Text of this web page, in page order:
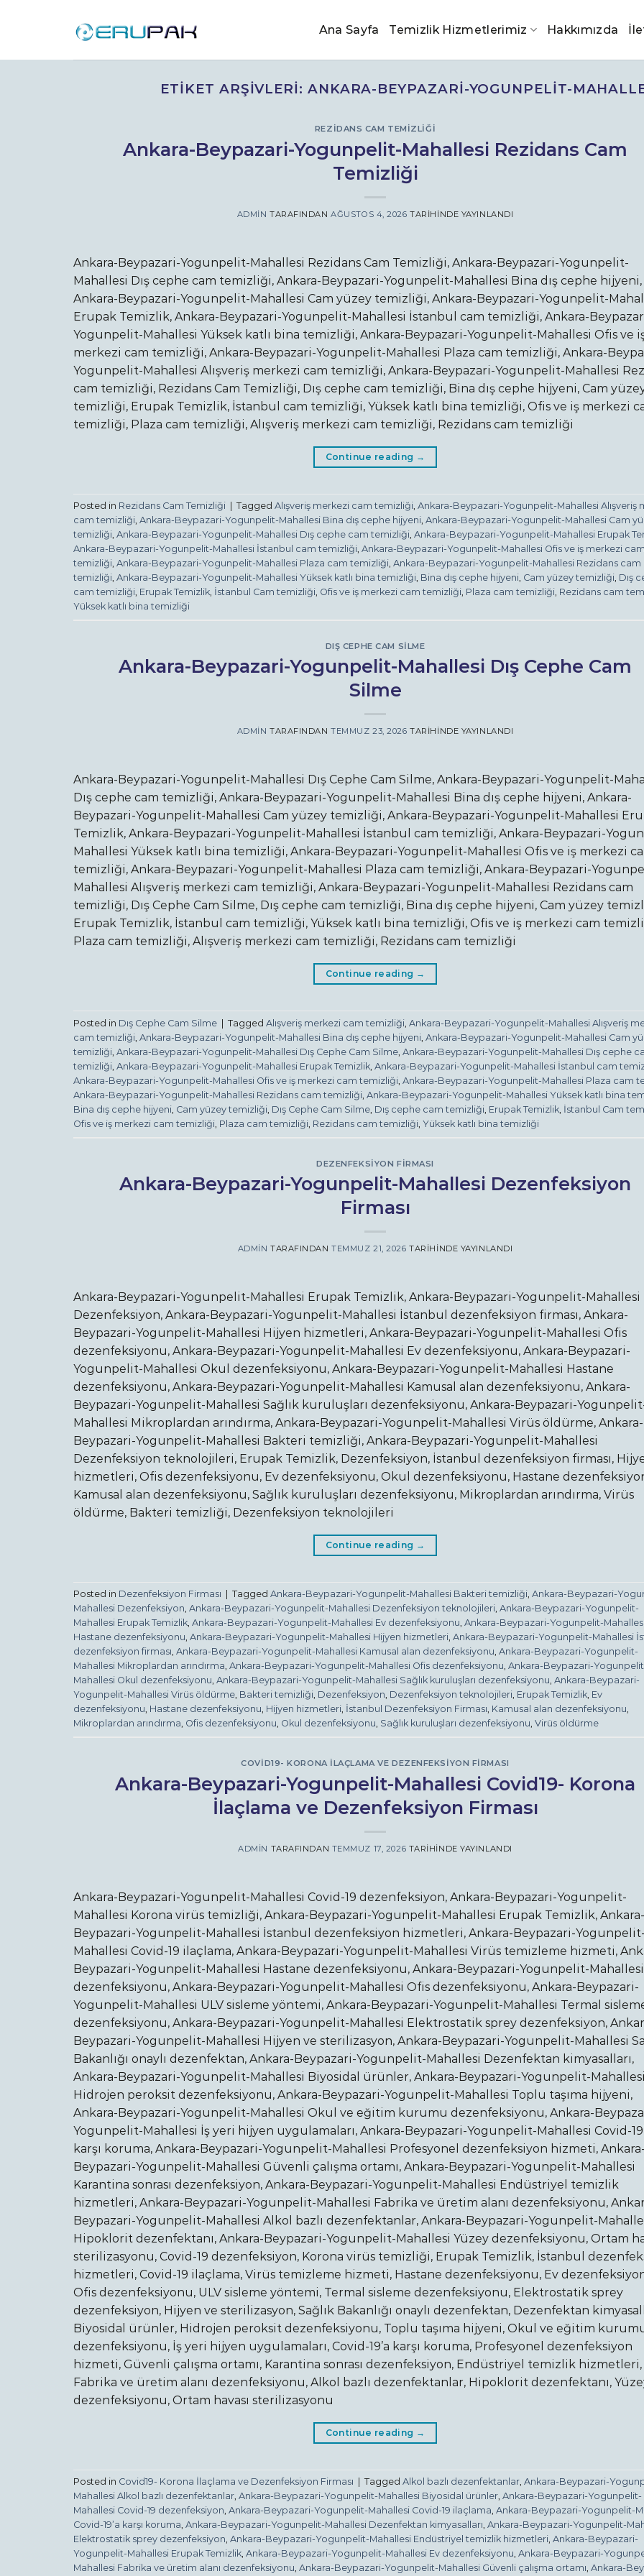
Ana Sayfa Temizlik Hizmetlerimiz Hakkımızda
ETIKET ARŞIVLERI: ANKARA-BEYPAZARI-YOGUNPELIT-
REZIDANS CAM TEMIZLIĞI
Ankara-Beypazari-Yogunpelit-Mahallesi Rezidans Cam
Temizliği
ADMIN TARAFINDAN AĞUSTOS 4, 2026 TARIHINDE YAYINLANDI
Ankara-Beypazari-Yogunpelit-Mahallesi Rezidans Cam Temizliği, Ankara-Beypazari-Yogunpelit-
Mahallesi Dış cephe cam temizliği, Ankara-Beypazari-Yogunpelit-Mahallesi Bina dış cephe hijyeni,
Ankara-Beypazari-Yogunpelit-Mahallesi Cam yüzey temizliği, Ankara-Beypazari-Yogunpelit-
Erupak Temizlik, Ankara-Beypazari-Yogunpelit-Mahallesi İstanbul cam temizliği, Ankara-
Yogunpelit-Mahallesi Yüksek katlı bina temizliği, Ankara-Beypazari-Yogunpelit-Mahallesi Ofis ve
merkezi cam temizliği, Ankara-Beypazari-Yogunpelit-Mahallesi Plaza cam temizliği, Ankara-
Yogunpelit-Mahallesi Alışveriş merkezi cam temizliği, Ankara-Beypazari-Yogunpelit-Mahallesi
cam temizliği, Rezidans Cam Temizliği, Dış cephe cam temizliği, Bina dış cephe hijyeni, Cam
temizliği, Erupak Temizlik, İstanbul cam temizliği, Yüksek katlı bina temizliği, Ofis ve iş merkezi
temizliği, Plaza cam temizliği, Alışveriş merkezi cam temizliği, Rezidans cam temizliği
Continue reading →
Posted in Rezidans Cam Temizliği Tagged Alışveriş merkezi cam temizliği, Ankara-Beypazari-Yogunpelit-Mahallesi Alışveriş
cam temizliği, Ankara-Beypazari-Yogunpelit-Mahallesi Bina dış cephe hijyeni, Ankara-Beypazari-Yogunpelit-Mahallesi Cam
temizliği, Ankara-Beypazari-Yogunpelit-Mahallesi Dış cephe cam temizliği, Ankara-Beypazari-Yogunpelit-Mahallesi Erupak
Ankara-Beypazari-Yogunpelit-Mahallesi İstanbul cam temizliği, Ankara-Beypazari-Yogunpelit-Mahallesi Ofis ve iş merkezi cam
temizliği, Ankara-Beypazari-Yogunpelit-Mahallesi Plaza cam temizliği, Ankara-Beypazari-Yogunpelit-Mahallesi Rezidans cam
temizliği, Ankara-Beypazari-Yogunpelit-Mahallesi Yüksek katlı bina temizliği, Bina dış cephe hijyeni, Cam yüzey temizliği, Dış
cam temizliği, Erupak Temizlik, İstanbul Cam temizliği, Ofis ve iş merkezi cam temizliği, Plaza cam temizliği, Rezidans cam
Yüksek katlı bina temizliği
DIŞ CEPHE CAM SILME
Ankara-Beypazari-Yogunpelit-Mahallesi Dış Cephe Cam
Silme
ADMIN TARAFINDAN TEMMUZ 23, 2026 TARIHINDE YAYINLANDI
Ankara-Beypazari-Yogunpelit-Mahallesi Dış Cephe Cam Silme, Ankara-Beypazari-Yogunpelit-
Dış cephe cam temizliği, Ankara-Beypazari-Yogunpelit-Mahallesi Bina dış cephe hijyeni, Ankara-
Beypazari-Yogunpelit-Mahallesi Cam yüzey temizliği, Ankara-Beypazari-Yogunpelit-Mahallesi
Temizlik, Ankara-Beypazari-Yogunpelit-Mahallesi İstanbul cam temizliği, Ankara-Beypazari-
Mahallesi Yüksek katlı bina temizliği, Ankara-Beypazari-Yogunpelit-Mahallesi Ofis ve iş merkezi
temizliği, Ankara-Beypazari-Yogunpelit-Mahallesi Plaza cam temizliği, Ankara-Beypazari-
Mahallesi Alışveriş merkezi cam temizliği, Ankara-Beypazari-Yogunpelit-Mahallesi Rezidans cam
temizliği, Dış Cephe Cam Silme, Dış cephe cam temizliği, Bina dış cephe hijyeni, Cam yüzey
Erupak Temizlik, İstanbul cam temizliği, Yüksek katlı bina temizliği, Ofis ve iş merkezi cam
Plaza cam temizliği, Alışveriş merkezi cam temizliği, Rezidans cam temizliği
Continue reading →
Posted in Dış Cephe Cam Silme Tagged Alışveriş merkezi cam temizliği Ankara-Beypazari-Yogunpelit-Mahallesi Alışveriş
cam temizliği Ankara-Beypazari-Yogunpelit-Mahallesi Bina dış cephe hijyeni Ankara-Beypazari-Yogunpelit-Mahallesi Cam
temizliği Ankara-Beypazari-Yogunpelit-Mahallesi Dış Cephe Cam Silme Ankara-Beypazari-Yogunpelit-Mahallesi Dış cephe
temizliği Ankara-Beypazari-Yogunpelit-Mahallesi Erupak Temizlik Ankara-Beypazari-Yogunpelit-Mahallesi İstanbul cam
Ankara-Beypazari-Yogunpelit-Mahallesi Ofis ve iş merkezi cam temizliği Ankara-Beypazari-Yogunpelit-Mahallesi Plaza cam
Ankara-Beypazari-Yogunpelit-Mahallesi Rezidans cam temizliği Ankara-Beypazari-Yogunpelit-Mahallesi Yüksek katlı bina
Bina dış cephe hijyeni Cam yüzey temizliği Dış Cephe Cam Silme Dış cephe cam temizliği Erupak Temizlik İstanbul Cam
Ofis ve iş merkezi cam temizliği Plaza cam temizliği Rezidans cam temizliği Yüksek katlı bina temizliği
DEZENFEKSIYON FIRMASI
Ankara-Beypazari-Yogunpelit-Mahallesi Dezenfeksiyon
Firması
ADMIN TARAFINDAN TEMMUZ 21, 2026 TARIHINDE YAYINLANDI
Ankara-Beypazari-Yogunpelit-Mahallesi Erupak Temizlik, Ankara-Beypazari-Yogunpelit-Mahallesi
Dezenfeksiyon, Ankara-Beypazari-Yogunpelit-Mahallesi İstanbul dezenfeksiyon firması, Ankara-
Beypazari-Yogunpelit-Mahallesi Hijyen hizmetleri, Ankara-Beypazari-Yogunpelit-Mahallesi Ofis
dezenfeksiyonu, Ankara-Beypazari-Yogunpelit-Mahallesi Ev dezenfeksiyonu, Ankara-Beypazari-
Yogunpelit-Mahallesi Okul dezenfeksiyonu, Ankara-Beypazari-Yogunpelit-Mahallesi Hastane
dezenfeksiyonu, Ankara-Beypazari-Yogunpelit-Mahallesi Kamusal alan dezenfeksiyonu, Ankara-
Beypazari-Yogunpelit-Mahallesi Sağlık kuruluşları dezenfeksiyonu, Ankara-Beypazari-
Mahallesi Mikroplardan arındırma, Ankara-Beypazari-Yogunpelit-Mahallesi Virüs öldürme, Ankara-
Beypazari-Yogunpelit-Mahallesi Bakteri temizliği, Ankara-Beypazari-Yogunpelit-Mahallesi
Dezenfeksiyon teknolojileri, Erupak Temizlik, Dezenfeksiyon, İstanbul dezenfeksiyon firması,
hizmetleri, Ofis dezenfeksiyonu, Ev dezenfeksiyonu, Okul dezenfeksiyonu, Hastane
Kamusal alan dezenfeksiyonu, Sağlık kuruluşları dezenfeksiyonu, Mikroplardan arındırma, Virüs
öldürme, Bakteri temizliği, Dezenfeksiyon teknolojileri
Continue reading →
Posted in Dezenfeksiyon Firması Tagged Ankara-Beypazari-Yogunpelit-Mahallesi Bakteri temizliği, Ankara-Beypazari-
Mahallesi Dezenfeksiyon, Ankara-Beypazari-Yogunpelit-Mahallesi Dezenfeksiyon teknolojileri, Ankara-Beypazari-Yogunpelit-
Mahallesi Erupak Temizlik, Ankara-Beypazari-Yogunpelit-Mahallesi Ev dezenfeksiyonu, Ankara-Beypazari-Yogunpelit-
Hastane dezenfeksiyonu, Ankara-Beypazari-Yogunpelit-Mahallesi Hijyen hizmetleri, Ankara-Beypazari-Yogunpelit-Mahallesi
dezenfeksiyon firması, Ankara-Beypazari-Yogunpelit-Mahallesi Kamusal alan dezenfeksiyonu, Ankara-Beypazari-Yogunpelit-
Mahallesi Mikroplardan arındırma, Ankara-Beypazari-Yogunpelit-Mahallesi Ofis dezenfeksiyonu, Ankara-Beypazari-
Mahallesi Okul dezenfeksiyonu, Ankara-Beypazari-Yogunpelit-Mahallesi Sağlık kuruluşları dezenfeksiyonu, Ankara-Beypazari-
Yogunpelit-Mahallesi Virüs öldürme, Bakteri temizliği, Dezenfeksiyon, Dezenfeksiyon teknolojileri, Erupak Temizlik, Ev
dezenfeksiyonu, Hastane dezenfeksiyonu, Hijyen hizmetleri, İstanbul Dezenfeksiyon Firması, Kamusal alan dezenfeksiyonu,
Mikroplardan arındırma, Ofis dezenfeksiyonu, Okul dezenfeksiyonu, Sağlık kuruluşları dezenfeksiyonu, Virüs öldürme
COVID19- KORONA İLAÇLAMA VE DEZENFEKSIYON FIRMASI
Ankara-Beypazari-Yogunpelit-Mahallesi Covid19- Korona
İlaçlama ve Dezenfeksiyon Firması
ADMIN TARAFINDAN TEMMUZ 17, 2026 TARIHINDE YAYINLANDI
Ankara-Beypazari-Yogunpelit-Mahallesi Covid-19 dezenfeksiyon, Ankara-Beypazari-Yogunpelit-
Mahallesi Korona virüs temizliği, Ankara-Beypazari-Yogunpelit-Mahallesi Erupak Temizlik, Ankara-
Beypazari-Yogunpelit-Mahallesi İstanbul dezenfeksiyon hizmetleri, Ankara-Beypazari-Yogunpelit-
Mahallesi Covid-19 ilaçlama, Ankara-Beypazari-Yogunpelit-Mahallesi Virüs temizleme hizmeti,
Beypazari-Yogunpelit-Mahallesi Hastane dezenfeksiyonu, Ankara-Beypazari-Yogunpelit-
dezenfeksiyonu, Ankara-Beypazari-Yogunpelit-Mahallesi Ofis dezenfeksiyonu, Ankara-Beypazari-
Yogunpelit-Mahallesi ULV sisleme yöntemi, Ankara-Beypazari-Yogunpelit-Mahallesi Termal
dezenfeksiyonu, Ankara-Beypazari-Yogunpelit-Mahallesi Elektrostatik sprey dezenfeksiyon,
Beypazari-Yogunpelit-Mahallesi Hijyen ve sterilizasyon, Ankara-Beypazari-Yogunpelit-Mahallesi
Bakanlığı onaylı dezenfektan, Ankara-Beypazari-Yogunpelit-Mahallesi Dezenfektan kimyasalları,
Ankara-Beypazari-Yogunpelit-Mahallesi Biyosidal ürünler, Ankara-Beypazari-Yogunpelit-Mahallesi
Hidrojen peroksit dezenfeksiyonu, Ankara-Beypazari-Yogunpelit-Mahallesi Toplu taşıma hijyeni,
Ankara-Beypazari-Yogunpelit-Mahallesi Okul ve eğitim kurumu dezenfeksiyonu, Ankara-
Yogunpelit-Mahallesi İş yeri hijyen uygulamaları, Ankara-Beypazari-Yogunpelit-Mahallesi Covid-
karşı koruma, Ankara-Beypazari-Yogunpelit-Mahallesi Profesyonel dezenfeksiyon hizmeti, Ankara-
Beypazari-Yogunpelit-Mahallesi Güvenli çalışma ortamı, Ankara-Beypazari-Yogunpelit-Mahallesi
Karantina sonrası dezenfeksiyon, Ankara-Beypazari-Yogunpelit-Mahallesi Endüstriyel temizlik
hizmetleri, Ankara-Beypazari-Yogunpelit-Mahallesi Fabrika ve üretim alanı dezenfeksiyonu,
Beypazari-Yogunpelit-Mahallesi Alkol bazlı dezenfektanlar, Ankara-Beypazari-Yogunpelit-
Hipoklorit dezenfektanı, Ankara-Beypazari-Yogunpelit-Mahallesi Yüzey dezenfeksiyonu, Ortam
sterilizasyonu, Covid-19 dezenfeksiyon, Korona virüs temizliği, Erupak Temizlik, İstanbul
hizmetleri, Covid-19 ilaçlama, Virüs temizleme hizmeti, Hastane dezenfeksiyonu, Ev
Ofis dezenfeksiyonu, ULV sisleme yöntemi, Termal sisleme dezenfeksiyonu, Elektrostatik sprey
dezenfeksiyon, Hijyen ve sterilizasyon, Sağlık Bakanlığı onaylı dezenfektan, Dezenfektan
Biyosidal ürünler, Hidrojen peroksit dezenfeksiyonu, Toplu taşıma hijyeni, Okul ve eğitim
dezenfeksiyonu, İş yeri hijyen uygulamaları, Covid-19’a karşı koruma, Profesyonel dezenfeksiyon
hizmeti, Güvenli çalışma ortamı, Karantina sonrası dezenfeksiyon, Endüstriyel temizlik hizmetleri,
Fabrika ve üretim alanı dezenfeksiyonu, Alkol bazlı dezenfektanlar, Hipoklorit dezenfektanı,
dezenfeksiyonu, Ortam havası sterilizasyonu
Continue reading →
Posted in Covid19- Korona İlaçlama ve Dezenfeksiyon Firması Tagged Alkol bazlı dezenfektanlar, Ankara-Beypazari-
Mahallesi Alkol bazlı dezenfektanlar, Ankara-Beypazari-Yogunpelit-Mahallesi Biyosidal ürünler, Ankara-Beypazari-Yogunpelit-
Mahallesi Covid-19 dezenfeksiyon, Ankara-Beypazari-Yogunpelit-Mahallesi Covid-19 ilaçlama, Ankara-Beypazari-Yogunpelit-
Covid-19’a karşı koruma, Ankara-Beypazari-Yogunpelit-Mahallesi Dezenfektan kimyasalları, Ankara-Beypazari-Yogunpelit-
Elektrostatik sprey dezenfeksiyon, Ankara-Beypazari-Yogunpelit-Mahallesi Endüstriyel temizlik hizmetleri, Ankara-Beypazari-
Yogunpelit-Mahallesi Erupak Temizlik, Ankara-Beypazari-Yogunpelit-Mahallesi Ev dezenfeksiyonu, Ankara-Beypazari-
Mahallesi Fabrika ve üretim alanı dezenfeksiyonu, Ankara-Beypazari-Yogunpelit-Mahallesi Güvenli çalışma ortamı, Ankara-